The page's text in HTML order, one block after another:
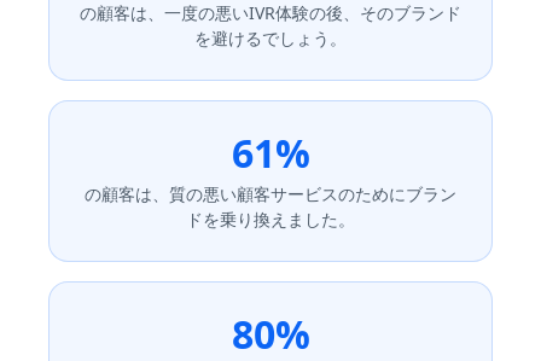
の顧客は、一度の悪いIVR体験の後、そのブランド
を避けるでしょう。
61%
の顧客は、質の悪い顧客サービスのためにブラン
ドを乗り換えました。
80%